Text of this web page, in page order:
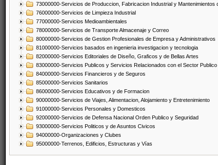
73000000-Servicios de Produccion, Fabricacion Industrial y Mantenimientos
76000000-Servicios de Limpieza Industrial
77000000-Servicios Medioambientales
78000000-Servicios de Transporte Almacenaje y Correo
80000000-Servicios de Gestion Profesionales de Empresa y Administrativos
81000000-Servicios basados en ingenieria investigacion y tecnologia
82000000-Servicios Editoriales de Diseño, Graficos y de Bellas Artes
83000000-Servicios Publicos y Servicios Relacionados con el Sector Publico
84000000-Servicios Financieros y de Seguros
85000000-Servicios Sanitarios
86000000-Servicios Educativos y de Formacion
90000000-Servicios de Viajes, Alimentacion, Alojamiento y Entretenimiento
91000000-Servicios Personales y Domesticos
92000000-Servicios de Defensa Nacional Orden Publico y Seguridad
93000000-Servicios Politicos y de Asuntos Civicos
94000000-Organizaciones y Clubes
95000000-Terrenos, Edificios, Estructuras y Vías